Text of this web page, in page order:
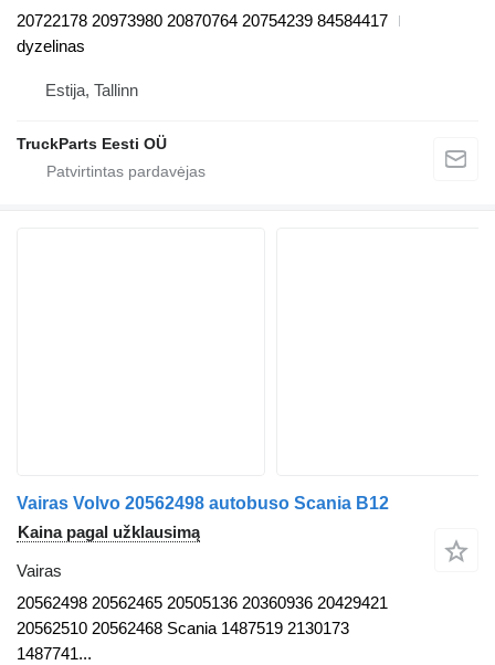
20722178 20973980 20870764 20754239 84584417
dyzelinas
Estija, Tallinn
TruckParts Eesti OÜ
Vairas Volvo 20562498 autobuso Scania B12
Kaina pagal užklausimą
Vairas
20562498 20562465 20505136 20360936 20429421
20562510 20562468 Scania 1487519 2130173
1487741...